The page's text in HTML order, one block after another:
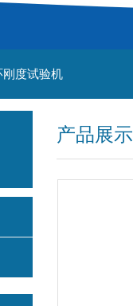
刚度试验机
产品展示